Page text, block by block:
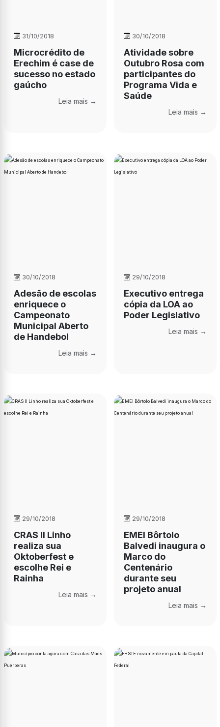
31/10/2018
Microcrédito de
Erechim é case de
sucesso no estado
gaúcho
Leia mais →
30/10/2018
Atividade sobre
Outubro Rosa com
participantes do
Programa Vida e
Saúde
Leia mais →
30/10/2018
Adesão de escolas
enriquece o
Campeonato
Municipal Aberto
de Handebol
Leia mais →
29/10/2018
Executivo entrega
cópia da LOA ao
Poder Legislativo
Leia mais →
29/10/2018
CRAS II Linho
realiza sua
Oktoberfest e
escolhe Rei e
Rainha
Leia mais →
29/10/2018
EMEI Bôrtolo
Balvedi inaugura o
Marco do
Centenário
durante seu
projeto anual
Leia mais →